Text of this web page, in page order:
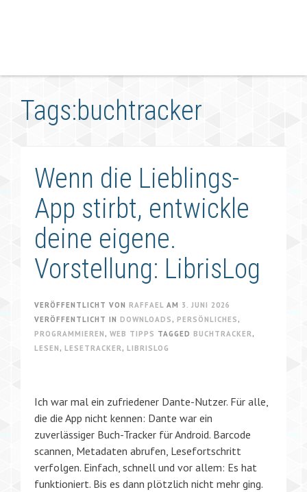
Tags:buchtracker
Wenn die Lieblings-
App stirbt, entwickle
deine eigene.
Vorstellung: LibrisLog
VERÖFFENTLICHT VON RAFFAEL AM 3. JUNI 2026
VERÖFFENTLICHT IN DOWNLOADS , PERSÖNLICHES ,
PROGRAMMIEREN , WEB TIPPS TAGGED BUCHTRACKER,
LESEN , LESETRACKER, LIBRISLOG
Ich war mal ein zufriedener Dante-Nutzer. Für alle,
die die App nicht kennen: Dante war ein
zuverlässiger Buch-Tracker für Android. Barcode
scannen, Metadaten abrufen, Lesefortschritt
verfolgen. Einfach, schnell und vor allem: Es hat
funktioniert. Bis es dann plötzlich nicht mehr ging.